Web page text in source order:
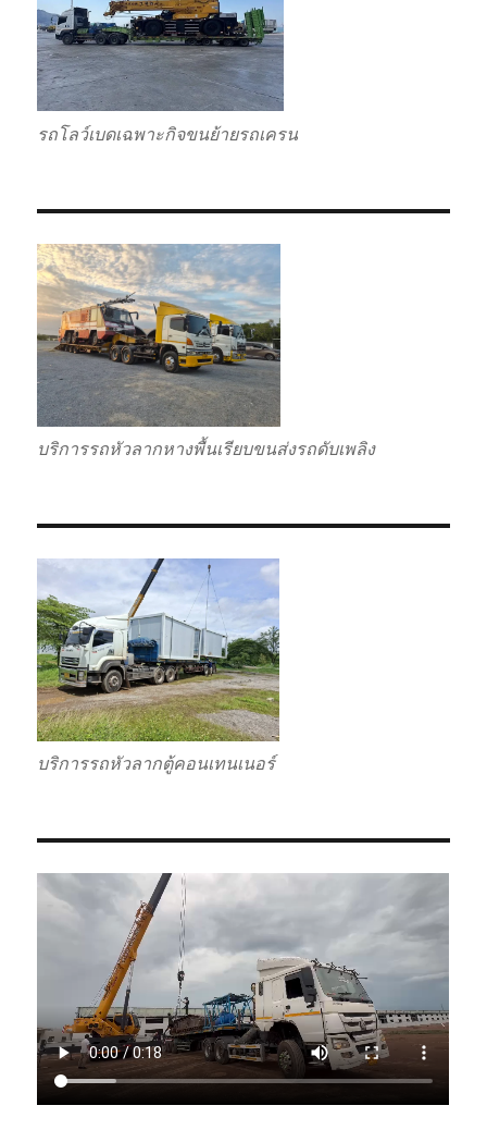
รถโลว์เบดเฉพาะกิจขนย้ายรถเครน
บริการรถหัวลากหางพื้นเรียบขนส่งรถดับเพลิง
บริการรถหัวลากตู้คอนเทนเนอร์